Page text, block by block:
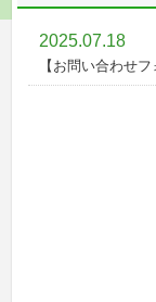
2025.07.18
【お問い合わせ